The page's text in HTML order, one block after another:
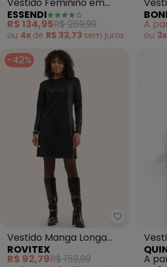
Vestido Feminino em
Tricoline Madhi (Preto)
ESSENDI
R$ 134,95R$ 269,99
ou 4x de R$ 33,73 sem juros
A
ou 3x
-42%
Rovitex -
Vestido Manga Longa
(Preto)
ROVITEX
R$ 92,79R$ 159,99 A